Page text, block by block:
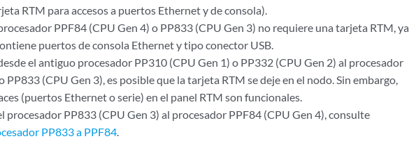
RTM para accesos a puertos Ethernet y de consola).
PPF84 (CPU Gen 4) o PP833 (CPU Gen 3) no requiere una tarjeta RTM, ya
puertos de consola Ethernet y tipo conector USB.
el antiguo procesador PP310 (CPU Gen 1) o PP332 (CPU Gen 2) al procesador
PP833 (CPU Gen 3), es posible que la tarjeta RTM se deje en el nodo. Sin embargo,
(puertos Ethernet o serie) en el panel RTM son funcionales.
procesador PP833 (CPU Gen 3) al procesador PPF84 (CPU Gen 4), consulte
PP833 a PPF84.